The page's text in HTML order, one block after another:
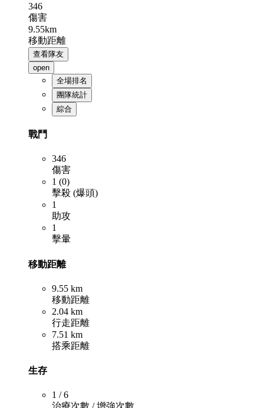
346
傷害
9.55km
移動距離
查看隊友
open
全場排名
團隊統計
綜合
戰鬥
346
傷害
1 (0)
擊殺 (爆頭)
1
助攻
1
擊暈
移動距離
9.55 km
移動距離
2.04 km
行走距離
7.51 km
搭乘距離
生存
1 / 6